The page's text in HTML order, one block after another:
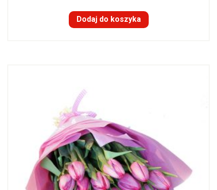
Dodaj do koszyka